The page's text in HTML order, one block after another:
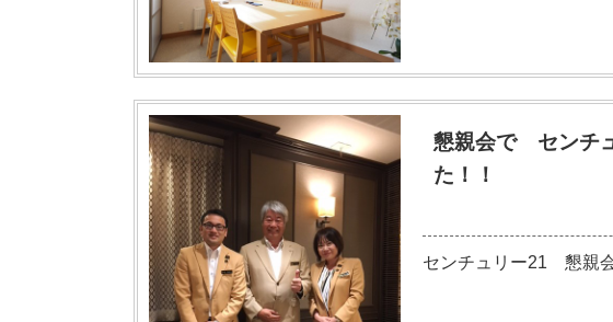
懇親会で センチ
た！！
センチュリー21 懇親